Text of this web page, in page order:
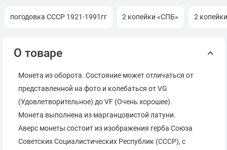
погодовка СССР 1921-1991гг 2 копейки «СПБ» 2
О товаре
Монета из оборота. Состояние может отличаться от
представленной на фото и колебаться от VG
(Удовлетворительное) до VF (Очень хорошее).
Монета выполнена из марганцовистой латуни.
Аверс монеты состоит из изображения герба Союза
Советских Социалистических Республик (СССР), с